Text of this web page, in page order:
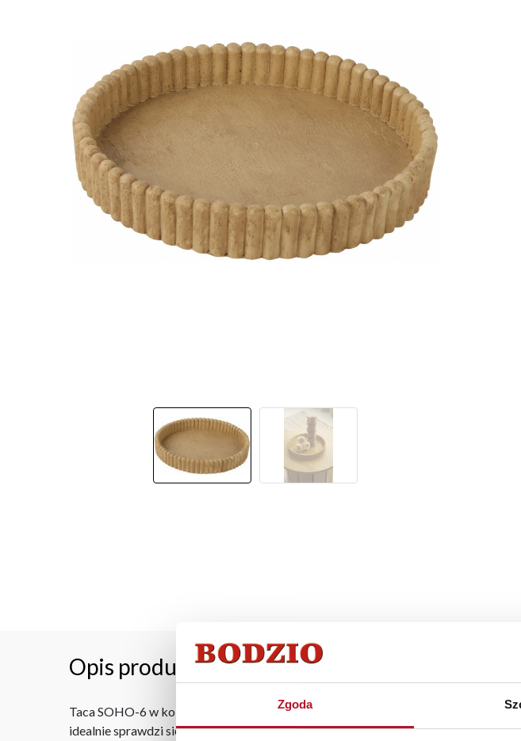
Zgoda
Opis produktu
Taca SOHO-6 w kolorze drewna, wykonana z żywicy, to elegancki i
idealnie sprawdzi się jako podstawka na świece, biżuterię czy inne ozdoby.